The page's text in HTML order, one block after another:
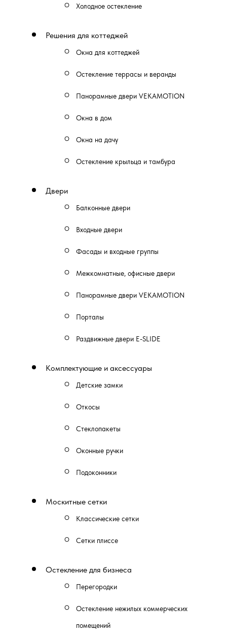
Холодное остекление
Решения для коттеджей
Окна для коттеджей
Остекление террасы и веранды
Панорамные двери VEKAMOTION
Окна в дом
Окна на дачу
Остекление крыльца и тамбура
Двери
Балконные двери
Входные двери
Фасады и входные группы
Межкомнатные, офисные двери
Панорамные двери VEKAMOTION
Порталы
Раздвижные двери E-SLIDE
Комплектующие и аксессуары
Детские замки
Откосы
Стеклопакеты
Оконные ручки
Подоконники
Москитные сетки
Классические сетки
Сетки плиссе
Остекление для бизнеса
Перегородки
Остекление нежилых коммерческих
помещений